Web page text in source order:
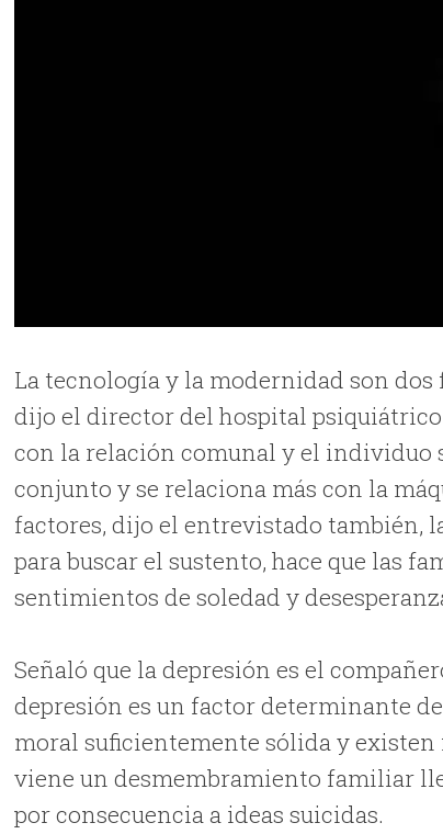
La tecnología y la modernidad son
dijo el director del hospital psiquiátrico
con la relación comunal y el individuo
conjunto y se relaciona más con la
factores, dijo el entrevistado también,
para buscar el sustento, hace que las
sentimientos de soledad y
Señaló que la depresión es el
depresión es un factor determinante
moral suficientemente sólida y
viene un desmembramiento familiar
por consecuencia a ideas suicidas.